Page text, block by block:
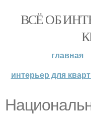
ВСЁ ОБ
главная
интерьер для